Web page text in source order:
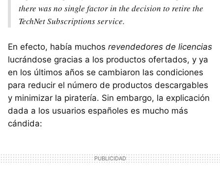
there was no single factor in the decision to retire the
TechNet Subscriptions service.
En efecto, había muchos revendedores de licencias
lucrándose gracias a los productos ofertados, y ya
en los últimos años se cambiaron las condiciones
para reducir el número de productos descargables
y minimizar la piratería. Sin embargo, la explicación
dada a los usuarios españoles es mucho más
cándida: